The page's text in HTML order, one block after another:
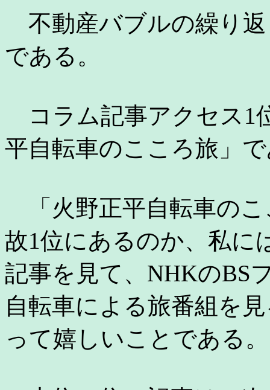
不動産バブルの繰り
である。
コラム記事アクセス1
平自転車のこころ旅」
「火野正平自転車の
故1位にあるのか、私に
記事を見て、NHKのBS
自転車による旅番組を
って嬉しいことである。